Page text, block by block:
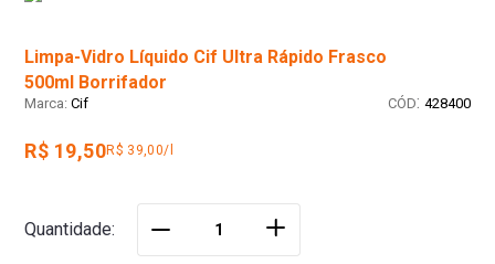
Limpa-Vidro Líquido Cif Ultra Rápido Frasco
500ml Borrifador
Cif : 428400
R$ 19,50R$ 39,00/l
Quantidade ＋